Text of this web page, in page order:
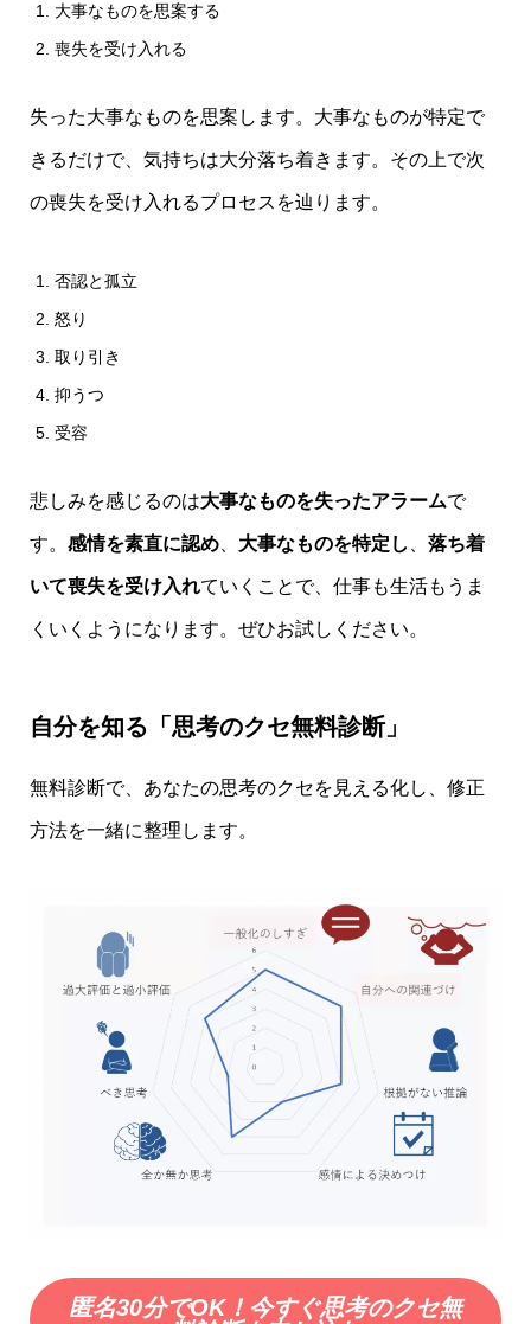
大事なものを思案する
喪失を受け入れる
失った大事なものを思案します。大事なものが特定で
きるだけで、気持ちは大分落ち着きます。その上で次
の喪失を受け入れるプロセスを辿ります。
否認と孤立
怒り
取り引き
抑うつ
受容
悲しみを感じるのは大事なものを失ったアラームで
す。 感情を素直に認め 大事なものを特定し 落ち着
いて喪失を受け入れていくことで、仕事も生活もうま
くいくようになります。ぜひお試しください。
自分を知る「思考のクセ無料診断」
無料診断で、あなたの思考のクセを見える化し、修正
方法を一緒に整理します。
匿名30分でOK！今すぐ思考のクセ無